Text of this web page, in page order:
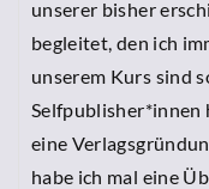
unserer bisher
begleitet, den ich
unserem Kurs sind
Selfpublisher*innen
eine
habe ich mal eine